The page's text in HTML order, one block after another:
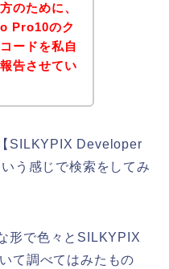
のために、
Pro10のク
ードを私自
告させてい
SILKYPIX Developer
う感じで検索をしてみ
形で色々とSILKYPIX
て調べてはみたもの